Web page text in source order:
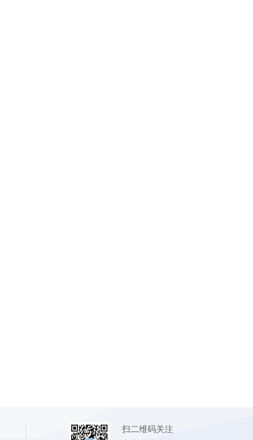
扫二维码关注